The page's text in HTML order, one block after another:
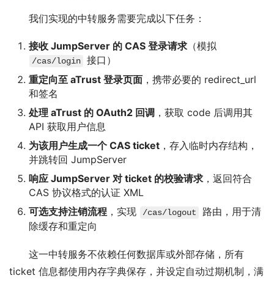
我们实现的中转服务需要完成以下任务：
接收 JumpServer 的 CAS 登录请求 （模拟
/cas/login
接口）
重定向至 aTrust 登录页面 ，携带必要的 redirect_url
和签名
处理 aTrust 的 OAuth2 回调 ，获取 code 后调用其
API 获取用户信息
为该用户生成一个 CAS ticket ，存入临时内存结构，
并跳转回 JumpServer
响应 JumpServer 对 ticket 的校验请求 ，返回符合
CAS 协议格式的认证 XML
可选支持注销流程 ，实现 /cas/logout
路由，用于清
除缓存和重定向
这一中转服务不依赖任何数据库或外部存储，所有
ticket 信息都使用内存字典保存，并设定自动过期机制，满